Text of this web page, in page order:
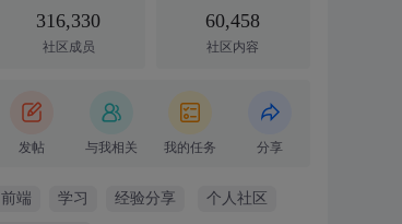
316,330
社区成员
60,458
社区内容
发帖 与我相关 我的任务 分享
前端 学习 经验分享 个人社区